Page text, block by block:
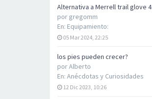
Alternativa a Merrell trail glove 4
por gregomm
En: Equipamiento:
05 Mar 2024, 22:25
los pies pueden crecer?
porAlberto
En: Anécdotas y Curiosidades
12 Dic 2023, 10:26